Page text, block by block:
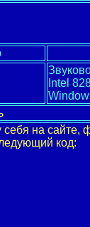
Intel
на сайте,
код: